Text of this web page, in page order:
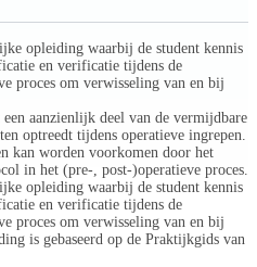
opleiding waarbij de student kennis
en verificatie tijdens de
proces om verwisseling van en bij
aanzienlijk deel van de vermijdbare
optreedt tijdens operatieve ingrepen.
kan worden voorkomen door het
in het (pre-, post-)operatieve proces.
opleiding waarbij de student kennis
en verificatie tijdens de
proces om verwisseling van en bij
is gebaseerd op de Praktijkgids van